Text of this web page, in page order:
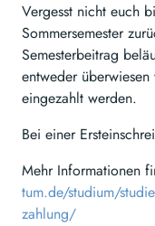
Vergesst nicht euch
Sommersemester
Semesterbeitrag
entweder
eingezahlt werden.
Bei einer
Mehr Informationen
tum.de/studium/
zahlung/